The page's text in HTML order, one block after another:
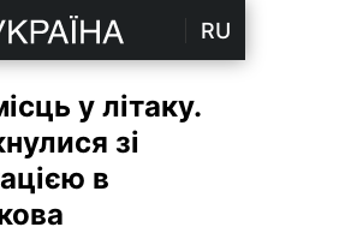
RU
у літаку.
зі
в